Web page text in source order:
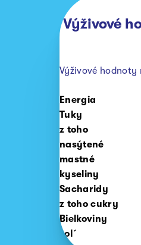
Výživové
Výživové hodnoty
Energia
Tuky
z toho
nasýtené
mastné
kyseliny
Sacharidy
z toho cukry
Bielkoviny
sol´